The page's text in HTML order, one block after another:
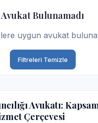
Avukat Bulunamadı
uygun avukat
Filtreleri Temizle
Avukatı:
Çerçevesi